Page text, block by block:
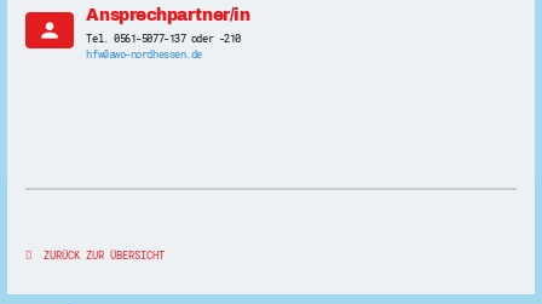
person
Ansprechpartner/in
Tel. 0561-5077-137 oder -210
hfw@awo-nordhessen.de
ZURÜCK ZUR ÜBERSICHT